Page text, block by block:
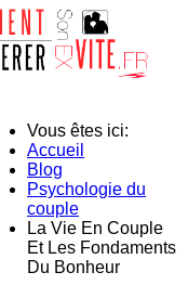
Vous êtes ici:
Accueil
Blog
Psychologie du
couple
La Vie En Couple
Et Les Fondaments
Du Bonheur